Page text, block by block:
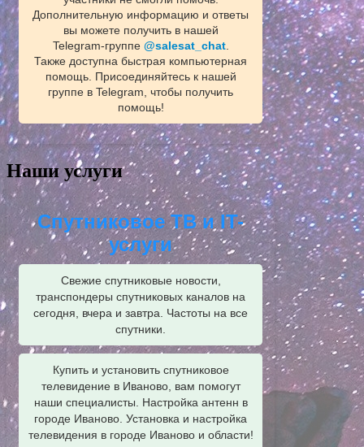
Дополнительную информацию и ответы
вы можете получить в нашей
Telegram‑группе @salesat_chat.
Также доступна быстрая компьютерная
помощь. Присоединяйтесь к нашей
группе в Telegram, чтобы получить
помощь!
Наши услуги
Спутниковое ТВ и IT-
услуги
Свежие спутниковые новости,
транспондеры спутниковых каналов на
сегодня, вчера и завтра. Частоты на все
спутники.
Купить и установить спутниковое
телевидение в Иваново, вам помогут
наши специалисты. Настройка антенн в
городе Иваново. Установка и настройка
телевидения в городе Иваново и области!